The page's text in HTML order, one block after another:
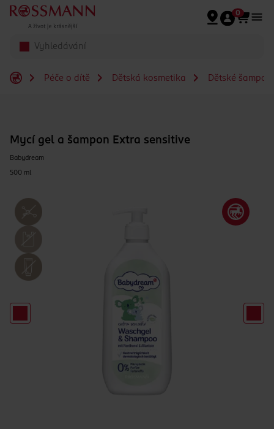
Přeskočit na hlavmní obsah
0
Péče o dítě Dětská kosmetika Dětské
Mycí gel a šampon Extra sensitive
Babydream
500 ml